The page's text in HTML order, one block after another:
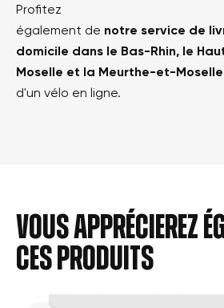
Profitez
également de notre service de
domicile dans le Bas-Rhin, le
Moselle et la Meurthe-et-Moselle
d'un vélo en ligne.
Vous apprécierez
ces produits